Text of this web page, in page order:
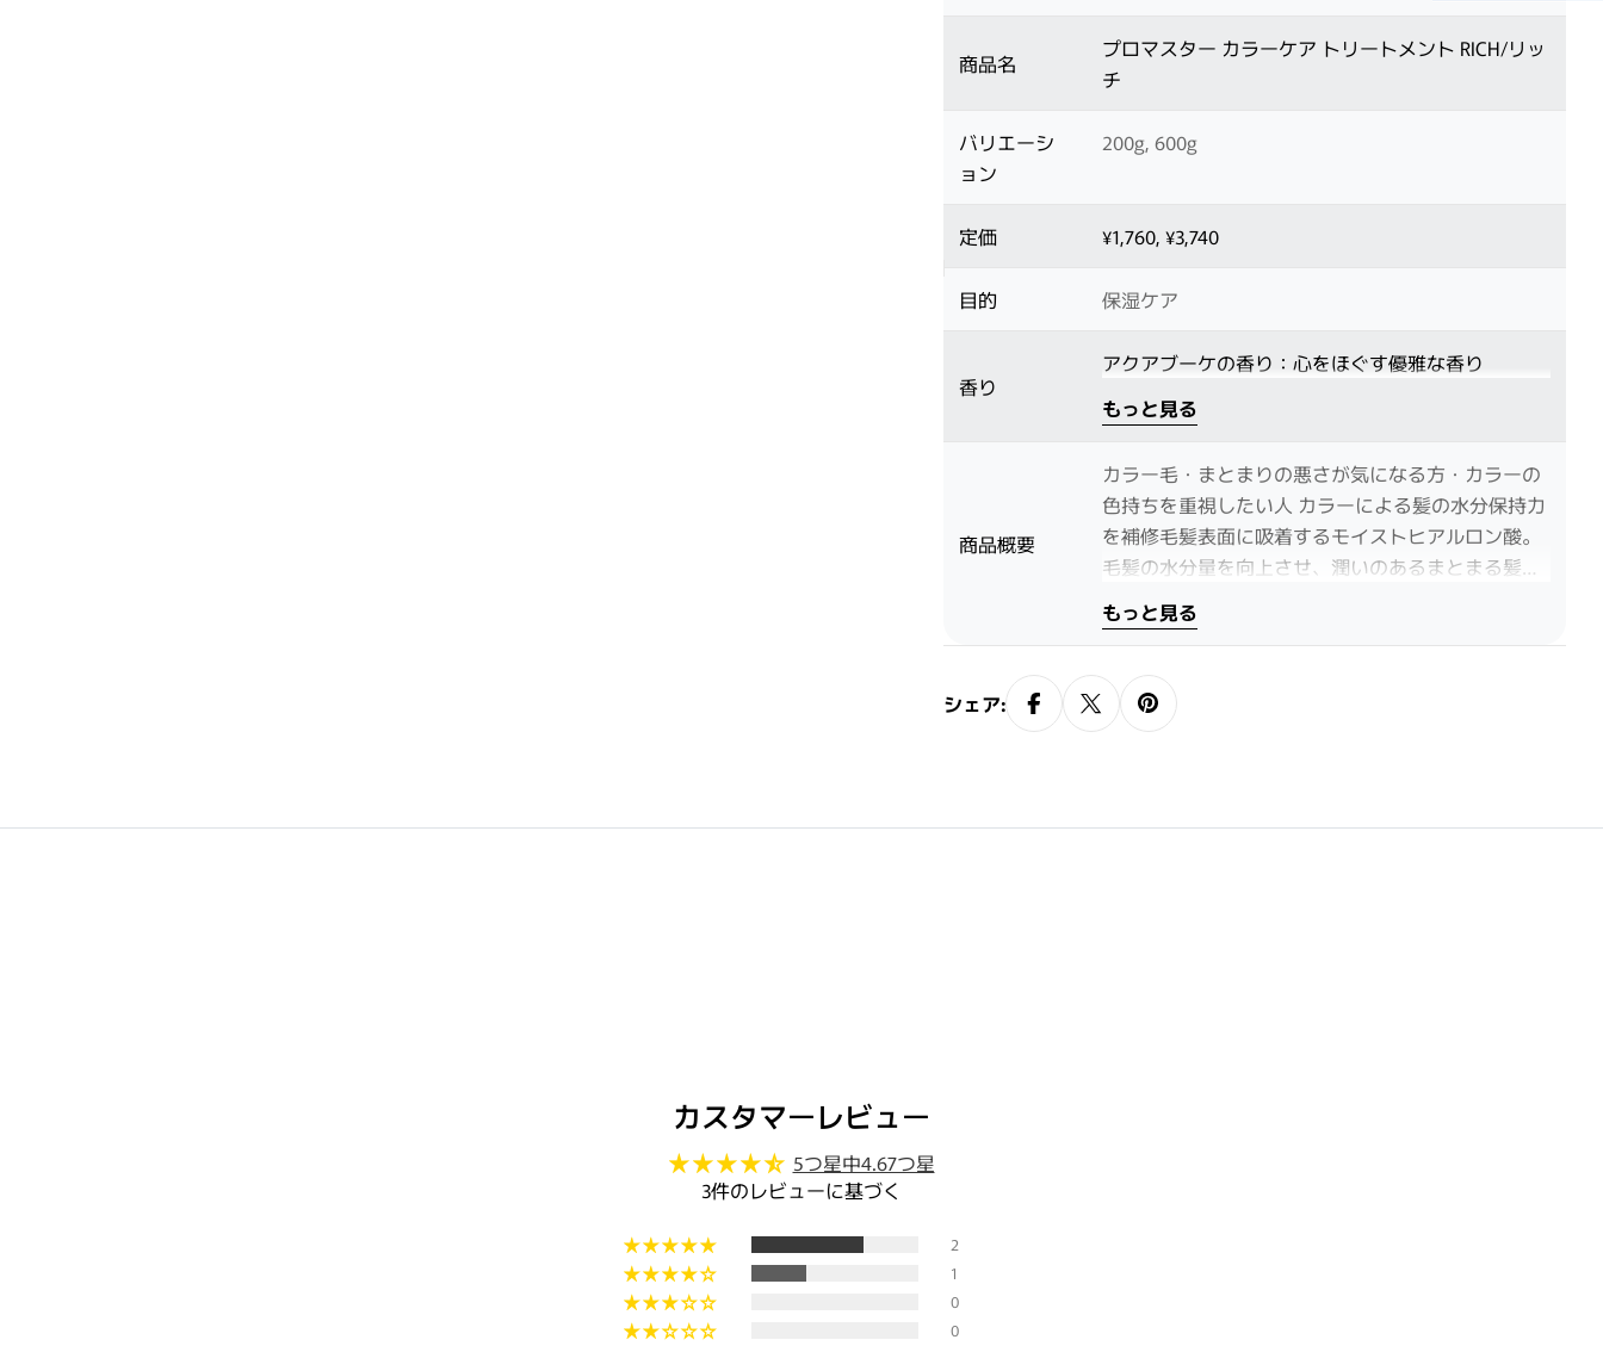
・2〜3問の簡単な問診にお答えく
商品名
プロマスター カラーケア トリートメント RICH/リッ
チ
バリエーシ
ョン
200g, 600g
定価 ¥1,760, ¥3,740
目的 保湿ケア
香り
アクアブーケの香り：心をほぐす優雅な香り
もっと見る
商品概要
カラー毛・まとまりの悪さが気になる方・カラーの
色持ちを重視したい人 カラーによる髪の水分保持力
を補修毛髪表面に吸着するモイストヒアルロン酸。
毛髪の水分量を向上させ、潤いのあるまとまる髪へ
導きます。
もっと見る
シェア:
カスタマーレビュー
5つ星中4.67つ星
3件のレビューに基づく
2
1
0
0